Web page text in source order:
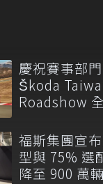
慶祝賽事部
Škoda
Roadshow
福斯集團宣
型與 75% 選
降至 900 萬輛